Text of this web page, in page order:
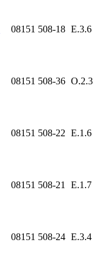
08151 508-18 E.3.6
08151 508-36 O.2.3
08151 508-22 E.1.6
08151 508-21 E.1.7
08151 508-24 E.3.4